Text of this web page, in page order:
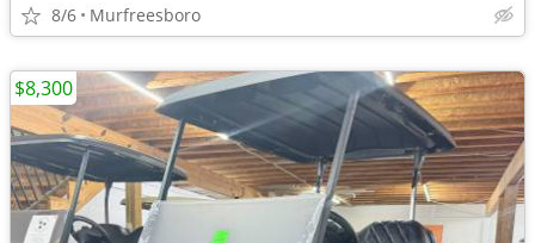
8/6 Murfreesboro
$8,300